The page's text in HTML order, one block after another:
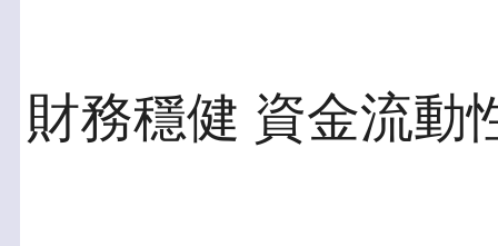
財務穩健 資金流動